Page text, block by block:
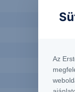
Az